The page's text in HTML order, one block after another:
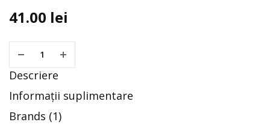
41.00 lei
Descriere
Informații suplimentare
Brands (1)